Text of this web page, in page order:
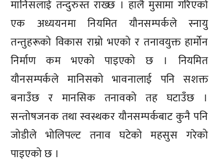
मानिसलाई तन्दुरुस्त राख्छ । हालै मुसामा गरिएको
एक अध्ययनमा नियमित यौनसम्पर्कले स्नायु
तन्तुहरूको विकास राम्रो भएको र तनावयुक्त हार्मोन
निर्माण कम भएको पाइएको छ । नियमित
यौनसम्पर्कले मानिसको भावनालाई पनि सशक्त
बनाउँछ र मानसिक तनावको तह घटाउँछ ।
सन्तोषजनक तथा स्वस्थकर यौनसम्पर्कबाट कुनै पनि
जोडीले भोलिपल्ट तनाव घटेको महसुस गरेको
पाइएको छ ।